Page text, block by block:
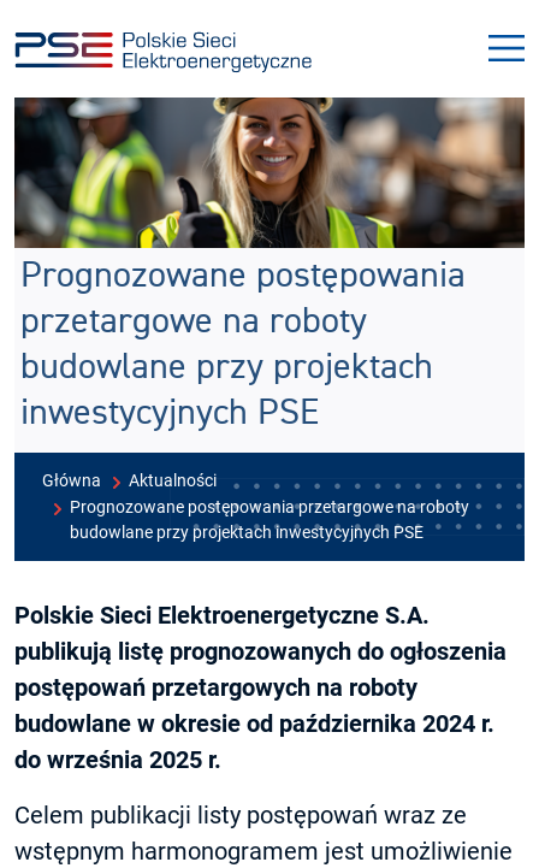
do
menu
do
treści
Prognozowane postępowania
przetargowe na roboty
budowlane przy projektach
inwestycyjnych PSE
Główna
Aktualności
Prognozowane postępowania przetargowe na roboty
budowlane przy projektach inwestycyjnych PSE
Polskie Sieci Elektroenergetyczne S.A.
publikują listę prognozowanych do ogłoszenia
postępowań przetargowych na roboty
budowlane w okresie od października 2024 r.
do września 2025 r.
Celem publikacji listy postępowań wraz ze
wstępnym harmonogramem jest umożliwienie